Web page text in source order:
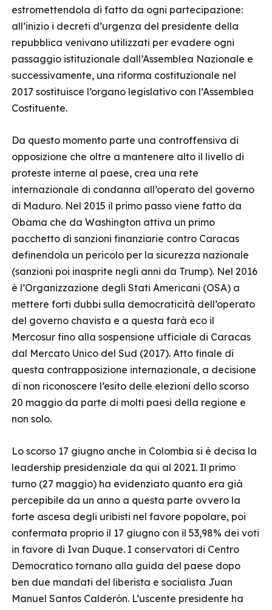
estromettendola di fatto da ogni partecipazione:
all’inizio i decreti d’urgenza del presidente della
repubblica venivano utilizzati per evadere ogni
passaggio istituzionale dall’Assemblea Nazionale e
successivamente, una riforma costituzionale nel
2017 sostituisce l’organo legislativo con l’Assemblea
Costituente.
Da questo momento parte una controffensiva di
opposizione che oltre a mantenere alto il livello di
proteste interne al paese, crea una rete
internazionale di condanna all’operato del governo
di Maduro. Nel 2015 il primo passo viene fatto da
Obama che da Washington attiva un primo
pacchetto di sanzioni finanziarie contro Caracas
definendola un pericolo per la sicurezza nazionale
(sanzioni poi inasprite negli anni da Trump). Nel 2016
è l’Organizzazione degli Stati Americani (OSA) a
mettere forti dubbi sulla democraticità dell’operato
del governo chavista e a questa farà eco il
Mercosur fino alla sospensione ufficiale di Caracas
dal Mercato Unico del Sud (2017). Atto finale di
questa contrapposizione internazionale, a decisione
di non riconoscere l’esito delle elezioni dello scorso
20 maggio da parte di molti paesi della regione e
non solo.
Lo scorso 17 giugno anche in Colombia si è decisa la
leadership presidenziale da qui al 2021. Il primo
turno (27 maggio) ha evidenziato quanto era già
percepibile da un anno a questa parte ovvero la
forte ascesa degli uribisti nel favore popolare, poi
confermata proprio il 17 giugno con il 53,98% dei voti
in favore di Ivan Duque. I conservatori di Centro
Democratico tornano alla guida del paese dopo
ben due mandati del liberista e socialista Juan
Manuel Santos Calderón. L’uscente presidente ha